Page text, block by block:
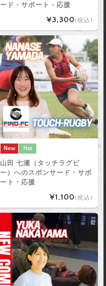
ード・サポート・応援
¥3,300(税込)
New Hot
山田 七瀬（タッチラグビ
ー）へのスポンサード・サポ
ート・応援
¥1,100(税込)